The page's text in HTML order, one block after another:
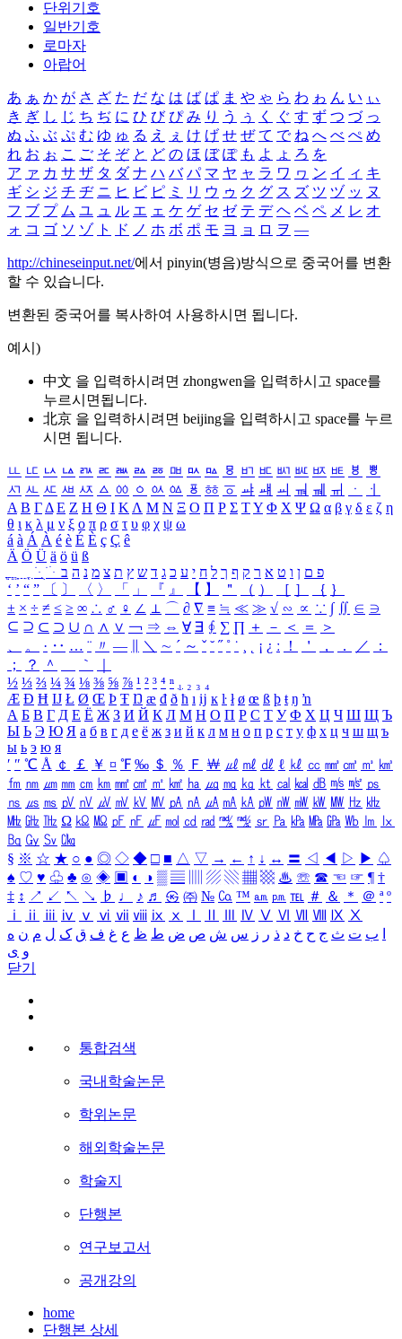
단위기호
일반기호
로마자
아랍어
あ ぁ か が さ ざ た だ な は ば ぱ ま や ゃ ら わ ゎ ん い ぃ
き ぎ し じ ち ぢ に ひ び ぴ み り う ぅ く ぐ す ず つ づ っ
ぬ ふ ぶ ぷ む ゆ ゅ る え ぇ け げ せ ぜ て で ね へ べ ぺ め
れ お ぉ こ ご そ ぞ と ど の ほ ぼ ぽ も よ ょ ろ を
ア ァ カ サ ザ タ ダ ナ ハ バ パ マ ヤ ャ ラ ワ ヮ ン イ ィ キ
ギ シ ジ チ ヂ ニ ヒ ビ ピ ミ リ ウ ゥ ク グ ス ズ ツ ヅ ッ ヌ
フ ブ プ ム ユ ュ ル エ ェ ケ ゲ セ ゼ テ デ ヘ ベ ペ メ レ オ
ォ コ ゴ ソ ゾ ト ド ノ ホ ボ ポ モ ヨ ョ ロ ヲ ―
http://chineseinput.net/에서 pinyin(병음)방식으로 중국어를 변환
할 수 있습니다.
변환된 중국어를 복사하여 사용하시면 됩니다.
예시)
中文 을 입력하시려면 zhongwen을 입력하시고 space를
누르시면됩니다.
北京 을 입력하시려면 beijing을 입력하시고 space를 누르
시면 됩니다.
ㅥ ㅦ ㅧ ㅨ ㅩ ㅪ ㅫ ㅬ ㅭ ㅮ ㅯ ㅰ ㅱ ㅲ ㅳ ㅴ ㅵ ㅶ ㅷ ㅸ
ㅹ
ㅺ ㅻ ㅼ ㅽ ㅾ ㅿ ㆀ ㆁ ㆂ ㆃ ㆄ ㆅ ㆆ ㆇ ㆈ ㆉ ㆊ ㆋ ㆌ ㆍ
ㆎ
Α Β ΓΔ Ε Ζ Η Θ Ι ΚΛ Μ Ν Ξ Ο Π Ρ Σ ΤΥ Φ Χ Ψ Ω α β γ δ ε ζ η
θ ι κ λ μ ν ξ ο π ρ σ τ υ φ χ ψ ω
á à Á À é è É È ç Ç ê
Ä Ö Ü ä ö ü ß
ִֶֹ ֻּ ׁׂ פ ם ן ו ט א ר ק ף ך ל ח י ע כ ג ד ש ץ ת צ מ נ ה ב
‘ ’ “ ” 〔 〕 〈 〉 「 」 『 』 【 】 ＂ （ ） ［ ］ ｛ ｝
± × ÷ ≠ ≤ ≥ ∞ ∴ ♂ ♀ ∠ ⊥ ⌒ ∂ ∇ ≡ ≒ ≪ ≫ √ ∽ ∝ ∵ ∫ ∬ ∈ ∋
⊆ ⊇ ⊂ ⊃ ∪ ∩ ∧ ∨ ￢ ⇒ ⇔ ∀ ∃ ∮ ∑ ∏ ＋ － ＜ ＝
＞
、
。 · ‥ … ¨ 〃 ― ＼ ∼ ´ ～ ˇ ˘ ˝ ˚ ˙ ¸ ¡ ¿ ː ！ ＇ ， ． ／
：
；
？ ＾ ｀
½ ⅓ ⅔ ¼ ¾ ⅛ ⅜ ⅝ ⅞ ¹ ² ³ ⁴ ⁿ ₁ ₂ ₃ ₄
Æ Ð Ħ Ĳ Ł Ø Œ Þ Ŧ Ŋ æ đ ð ħ ı ĳ ĸ ŀ ł ø œ ß þ ŧ ŋ ŉ
А Б В Г Д Е Ё Ж З И Й К Л М Н О П Р С Т У Ф Х Ц Ч Ш Щ Ъ
Ы Ь Э Ю Я а б в г д е ё ж з и й к л м н о п р с т у ф х ц ч ш щ ъ
ы ь э ю я
′ ″ ℃ Å ￠ ￡ ￥ ¤ ℉ ‰ ＄ ％ Ｆ ￦ ㎕ ㎖ ㎗ ℓ ㎘ ㏄ ㎣ ㎤ ㎥ ㎦
㎙ ㎚ ㎛ ㎜ ㎝ ㎞ ㎟ ㎠ ㎡ ㎢ ㏊ ㎍ ㎎ ㎏ ㏏ ㎈ ㎉ ㏈ ㎧ ㎨ ㎰
㎱ ㎲ ㎳ ㎴ ㎵ ㎶ ㎷ ㎸ ㎹ ㎀ ㎁ ㎂ ㎃ ㎄ ㎺ ㎻ ㎽ ㎾ ㎿ ㎐ ㎑
㎒ ㎓ ㎔ Ω ㏀ ㏁ ㎊ ㎋ ㎌ ㏖ ㏅ ㎭ ㎮ ㎯ ㏛ ㎩ ㎪ ㎫ ㎬ ㏝ ㏐
㏓
㏃ ㏉ ㏜ ㏆
§ ※ ☆ ★ ○ ● ◎ ◇ ◆ □ ■ △ ▽ → ← ↑ ↓ ↔ 〓 ◁ ◀ ▷ ▶ ♤
♠ ♡ ♥ ♧ ♣ ⊙ ◈ ▣ ◐ ◑ ▒ ▤ ▨ ▧ ▦ ▩ ♨ ☏ ☎ ☜ ☞ ¶ †
‡ ↕ ↗ ↙ ↖ ↘ ♭ ♩ ♪ ♬ ㉿ ㈜ № ㏇ ™ ㏂ ㏘ ℡ ＃ ＆ ＊ ＠ ª º
ⅰ
ⅱ ⅲ ⅳ ⅴ ⅵ ⅶ ⅷ ⅸ ⅹ Ⅳ Ⅴ Ⅵ Ⅶ Ⅷ Ⅸ Ⅹ
ب ت ث ج ح خ د ذ ر ز س ش ص ض ط ظ ع غ ف ق ک ل م ن ه
و ی
닫기
통합검색
국내학술논문
학위논문
해외학술논문
학술지
단행본
연구보고서
공개강의
home
단행본 상세